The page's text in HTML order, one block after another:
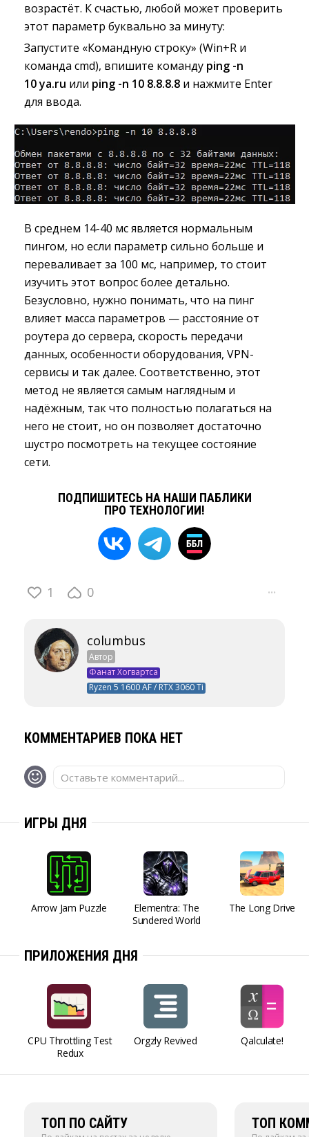
возрастёт. К счастью, любой может проверить
этот параметр буквально за минуту:
Запустите «Командную строку» (Win+R и
команда cmd), впишите команду ping -n
10 ya.ru или ping -n 10 8.8.8.8 и нажмите Enter
для ввода.
В среднем 14-40 мс является нормальным
пингом, но если параметр сильно больше и
переваливает за 100 мс, например, то стоит
изучить этот вопрос более детально.
Безусловно, нужно понимать, что на пинг
влияет масса параметров — расстояние от
роутера до сервера, скорость передачи
данных, особенности оборудования, VPN-
сервисы и так далее. Соответственно, этот
метод не является самым наглядным и
надёжным, так что полностью полагаться на
него не стоит, но он позволяет достаточно
шустро посмотреть на текущее состояние
сети.
ПОДПИШИТЕСЬ НА НАШИ ПАБЛИКИ
ПРО ТЕХНОЛОГИИ!
1 0 ···
columbus
Автор
Фанат Хогвартса
Ryzen 5 1600 AF / RTX 3060 Ti
КОММЕНТАРИЕВ ПОКА НЕТ
Оставьте комментарий...
ИГРЫ ДНЯ
Arrow Jam Puzzle
Elementra: The
Sundered World
The Long Drive
ПРИЛОЖЕНИЯ ДНЯ
CPU Throttling Test
Redux
Orgzly Revived Qalculate!
ТОП ПО САЙТУ ТОП